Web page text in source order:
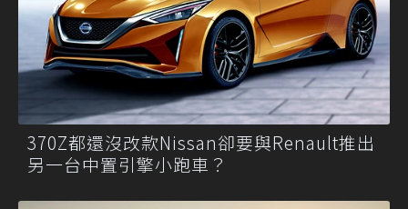
370Z都還沒改款Nissan卻要與Renault推出
另一台中置引擎小跑車？